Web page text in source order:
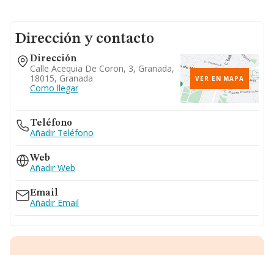
Dirección y contacto
Dirección
Calle Acequia De Coron, 3, Granada,
18015, Granada
Como llegar
VER EN MAPA
Teléfono
Añadir Teléfono
Web
Añadir Web
Email
Añadir Email